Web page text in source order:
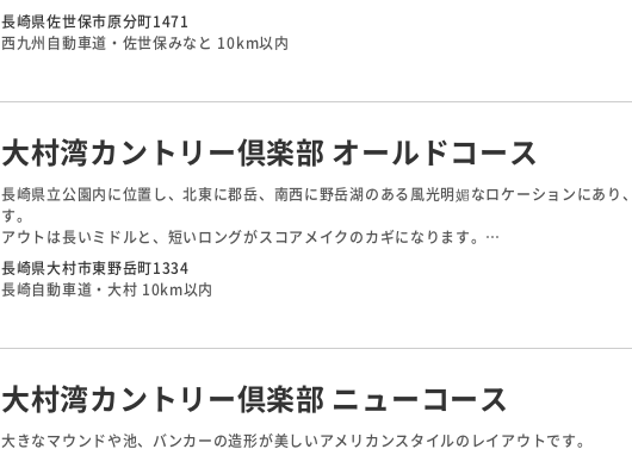
ゆるやかなアップダウンでフェアウェイも比較的広く、
コース右側が法面のため、スライサーや初心者にもプレーしやすいコース設計となっていま
全体に右が斜面で距離が短く、 少々のスライスボールもコースに戻ってくるので好スコア
長崎県佐世保市原分町1471
西九州自動車道・佐世保みなと 10km以内
大村湾カントリー倶楽部 オールドコース
長崎県立公園内に位置し、北東に郡岳、南西に野岳湖のある風光明媚なロケーションにあり
す。
アウトは長いミドルと、短いロングがスコアメイクのカギになります。
インは高所にレイアウトされ、自然林でセパレートされた個性豊かなホールが続きます。距
スとなっています。17番は軽い打ち下ろしで、グリーン右手前には大きな池があり、正面に
色のいいショートホールです。
長崎県大村市東野岳町1334
長崎自動車道・大村 10km以内
大村湾カントリー倶楽部 ニューコース
大きなマウンドや池、バンカーの造形が美しいアメリカンスタイルのレイアウトです。